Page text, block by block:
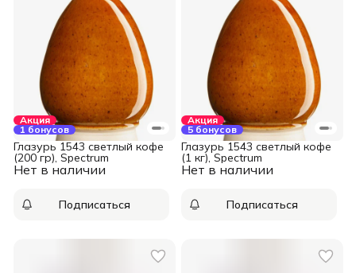
Акция
1 бонусов
Нет в наличии
Глазурь 1543 светлый кофе
(200 гр), Spectrum
Подписаться
Акция
5 бонусов
Нет в наличии
Глазурь 1543 светлый кофе
(1 кг), Spectrum
Подписаться